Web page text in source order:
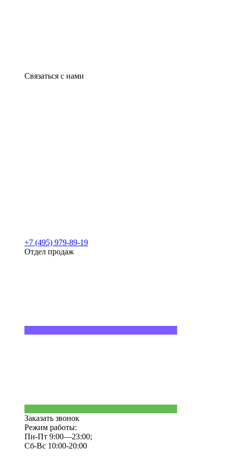
Связаться с нами
+7 (495) 979-89-19
Отдел продаж
Заказать звонок
Режим работы:
Пн-Пт 9:00—23:00;
Сб-Вс 10:00-20:00